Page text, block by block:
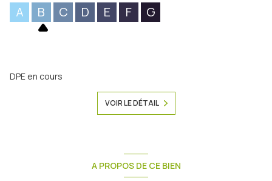
A B C D E F G
DPE en cours
VOIR LE DÉTAIL
A PROPOS DE CE BIEN